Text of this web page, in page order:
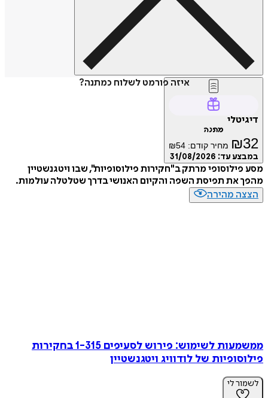
איזה פורמט לשלוח כמתנה?
דיגיטלי
מתנה
₪32 מחיר קודם: ₪54
במבצע עד: 31/08/2026
מסע פילוסופי מרתק ב"חקירות פילוסופיות", שבו ויטגנשטיין
מהפך את תפיסת השפה והקיום האנושי בדרך שטלטלה עולמות.
הצצה מהירה
ממשמעות לשימוש: פירוש לסעיפים 1-315 בחקירות
פילוסופיות של לודוויג ויטגנשטיין
לשמור לי